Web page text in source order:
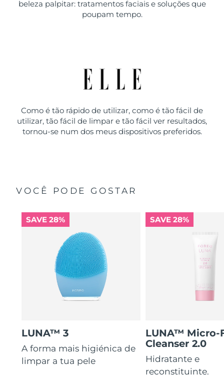
beleza palpitar: tratamentos faciais e soluções que
poupam tempo.
Como é tão rápido de utilizar, como é tão fácil de
utilizar, tão fácil de limpar e tão fácil ver resultados,
tornou-se num dos meus dispositivos preferidos.
VOCÊ PODE GOSTAR
SAVE 28%
LUNA™ 3
A forma mais higiénica de
limpar a tua pele
SAVE 28%
LUNA™ Micro-
Cleanser 2.0
Hidratante e
reconstituinte.